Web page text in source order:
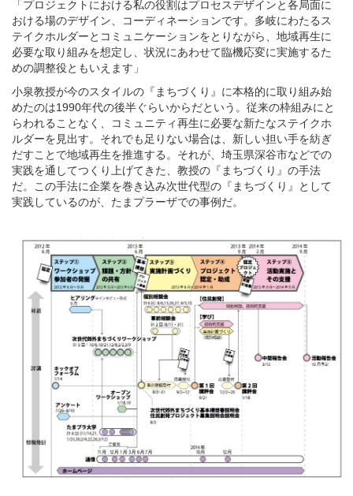
「プロジェクトにおける私の役割はプロセスデザインと各局面に
おける場のデザイン、コーディネーションです。多岐にわたるス
テイクホルダーとコミュニケーションをとりながら、地域再生に
必要な取り組みを想定し、状況にあわせて臨機応変に実施するた
めの調整役ともいえます」
小泉教授が今のスタイルの『まちづくり』に本格的に取り組み始
めたのは1990年代の後半ぐらいからだという。従来の枠組みにと
らわれることなく、コミュニティ再生に必要な新たなステイクホ
ルダーを見出す。それでも足りない場合は、新しい担い手を紡ぎ
だすことで地域再生を推進する。それが、埼玉県深谷市などでの
実践を通してつくり上げてきた、教授の『まちづくり』の手法
だ。この手法に企業を巻き込み次世代型の『まちづくり』として
実践しているのが、たまプラーザでの事例だ。